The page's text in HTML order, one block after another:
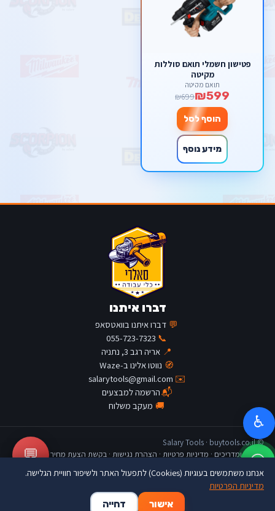
פטישון חשמלי תואם סוללות
מקיטה
תואם מקיטה
₪599
₪699
הוסף לסל
מידע נוסף
דברו איתנו
💬 דברו איתנו בוואטסאפ
📞
055-723-7323
📍 אריה רגב 3, נתניה
🧭 נווטו אלינו ב-Waze
✉️
salarytools@gmail.com
📬הרשמה למבצעים
🚚 מעקב משלוח
© Salary Tools · buytools.co.il
כתבות ומדריכים · מדיניות פרטיות · הצהרת נגישות · בקשת הצעת מחיר 💬
♿
🛒
אנחנו משתמשים בעוגיות (Cookies) לתפעול האתר ולשיפור חוויית הגלישה.
מדיניות הפרטיות
אישור
דחייה